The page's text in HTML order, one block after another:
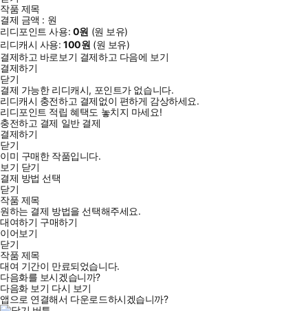
작품 제목
결제 금액 : 원
리디포인트 사용: 0원 (원 보유)
리디캐시 사용:100원 (원 보유)
결제하고 바로보기 결제하고 다음에 보기
결제하기
닫기
결제 가능한 리디캐시, 포인트가 없습니다.
리디캐시 충전하고 결제없이 편하게 감상하세요.
리디포인트 적립 혜택도 놓치지 마세요!
충전하고 결제 일반 결제
결제하기
닫기
이미 구매한 작품입니다.
보기 닫기
결제 방법 선택
닫기
작품 제목
원하는 결제 방법을 선택해주세요.
대여하기 구매하기
이어보기
닫기
작품 제목
대여 기간이 만료되었습니다.
다음화를 보시겠습니까?
다음화 보기 다시 보기
앱으로 연결해서 다운로드하시겠습니까?